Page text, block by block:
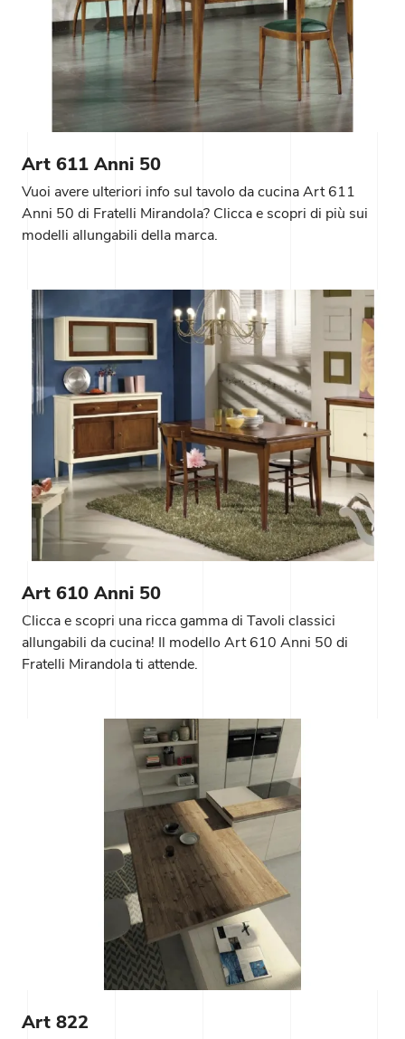
Art 611 Anni 50
Vuoi avere ulteriori info sul tavolo da cucina Art 611
Anni 50 di Fratelli Mirandola? Clicca e scopri di più sui
modelli allungabili della marca.
Art 610 Anni 50
Clicca e scopri una ricca gamma di Tavoli classici
allungabili da cucina! Il modello Art 610 Anni 50 di
Fratelli Mirandola ti attende.
Art 822